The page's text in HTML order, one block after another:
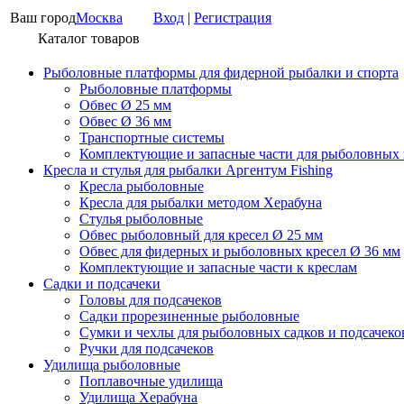
Ваш городМосква Вход | Регистрация
Каталог товаров
Рыболовные платформы для фидерной рыбалки и спорта
Рыболовные платформы
Обвес Ø 25 мм
Обвес Ø 36 мм
Транспортные системы
Комплектующие и запасные части для рыболовных
Кресла и стулья для рыбалки Аргентум Fishing
Кресла рыболовные
Кресла для рыбалки методом Херабуна
Стулья рыболовные
Обвес рыболовный для кресел Ø 25 мм
Обвес для фидерных и рыболовных кресел Ø 36 мм
Комплектующие и запасные части к креслам
Садки и подсачеки
Головы для подсачеков
Садки прорезиненные рыболовные
Сумки и чехлы для рыболовных садков и
Ручки для подсачеков
Удилища рыболовные
Поплавочные удилища
Удилища Херабуна